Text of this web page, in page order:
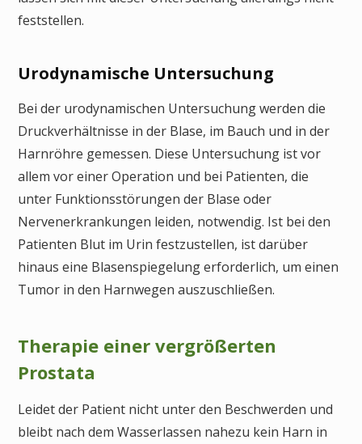
feststellen.
Urodynamische Untersuchung
Bei der urodynamischen Untersuchung werden die
Druckverhältnisse in der Blase, im Bauch und in der
Harnröhre gemessen. Diese Untersuchung ist vor
allem vor einer Operation und bei Patienten, die
unter Funktionsstörungen der Blase oder
Nervenerkrankungen leiden, notwendig. Ist bei den
Patienten Blut im Urin festzustellen, ist darüber
hinaus eine Blasenspiegelung erforderlich, um einen
Tumor in den Harnwegen auszuschließen.
Therapie einer vergrößerten
Prostata
Leidet der Patient nicht unter den Beschwerden und
bleibt nach dem Wasserlassen nahezu kein Harn in